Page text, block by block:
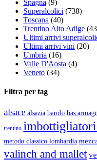
Spagna (9)
Superalcolici (738)
Toscana (40)
Trentino Alto Adige
Ultimi arrivi
Ultimi arrivi vini (20)
Umbria (16)
Valle D'Aosta (4)
Veneto (34)
Filtra per tag
alsace alsazia barolo bas
trentino
metodo classico lombardia
valinch and mallet